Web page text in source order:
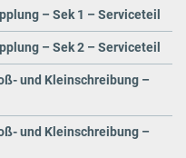
– Sek 1 – Serviceteil
– Sek 2 – Serviceteil
und Kleinschreibung –
und Kleinschreibung –